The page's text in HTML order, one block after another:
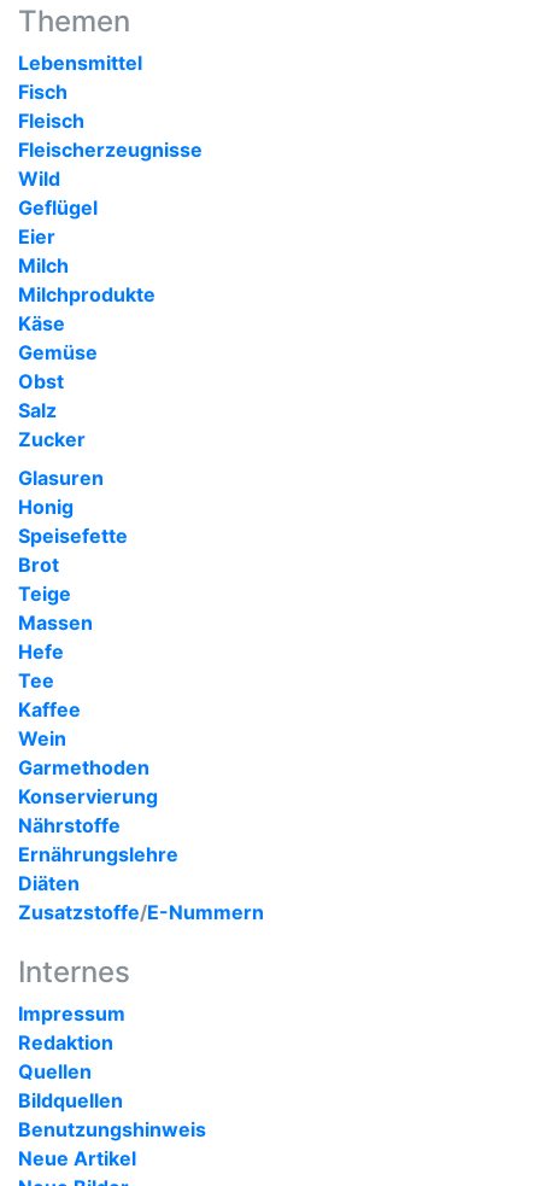
Themen
Lebensmittel
Fisch
Fleisch
Fleischerzeugnisse
Wild
Geflügel
Eier
Milch
Milchprodukte
Käse
Gemüse
Obst
Salz
Zucker
Glasuren
Honig
Speisefette
Brot
Teige
Massen
Hefe
Tee
Kaffee
Wein
Garmethoden
Konservierung
Nährstoffe
Ernährungslehre
Diäten
Zusatzstoffe/E-Nummern
Internes
Impressum
Redaktion
Quellen
Bildquellen
Benutzungshinweis
Neue Artikel